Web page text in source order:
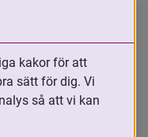
den
historia. Vad
bland annat på
kakor för att
sätt för dig. Vi
så att vi kan